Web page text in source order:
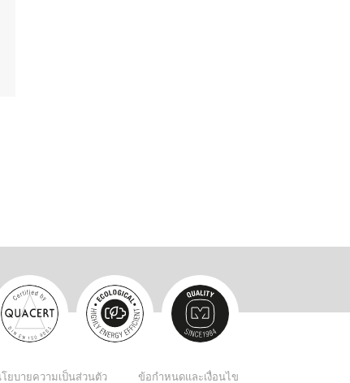
ยบายความเป็นส่วนตัว ข้อกำหนดและเงื่อนไข